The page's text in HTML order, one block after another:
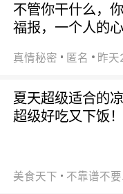
不管你干什么，
福报，一个人的
真情秘密 匿名 昨
夏天超级适合的
超级好吃又下饭！
美食天下